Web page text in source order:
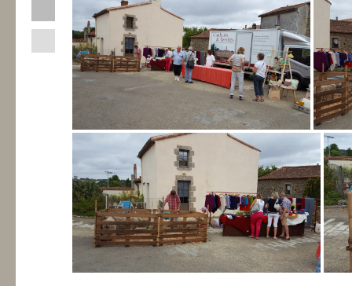
Industriels
Contact